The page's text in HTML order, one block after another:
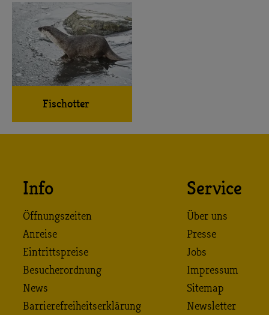
Fischotter
Info
Öffnungszeiten
Anreise
Eintrittspreise
Besucherordnung
News
Barrierefreiheitserklärung
Service
Über uns
Presse
Jobs
Impressum
Sitemap
Newsletter